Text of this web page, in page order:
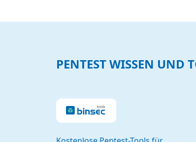
PENTEST WISSEN UND